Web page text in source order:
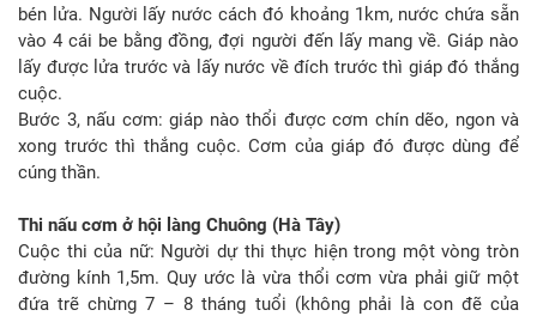
bén lửa. Người lấy nước cách đó khoảng 1km, nước chứa sẵn
vào 4 cái be bằng đồng, đợi người đến lấy mang về. Giáp nào
lấy được lửa trước và lấy nước về đích trước thì giáp đó thắng
cuộc.
Bước 3, nấu cơm: giáp nào thổi được cơm chín dẽo, ngon và
xong trước thì thắng cuộc. Cơm của giáp đó được dùng để
cúng thần.
Thi nấu cơm ở hội làng Chuông (Hà Tây)
Cuộc thi của nữ: Người dự thi thực hiện trong một vòng tròn
đường kính 1,5m. Quy ước là vừa thổi cơm vừa phải giữ một
đứa trẽ chừng 7 – 8 tháng tuổi (không phải là con đẽ của